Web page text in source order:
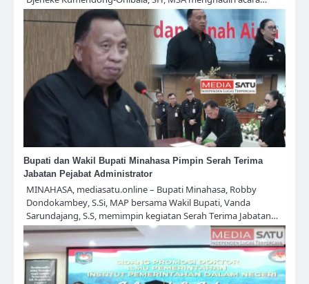
Bupati dan Wakil Bupati Minahasa Pimpin Serah Terima
Jabatan Pejabat Administrator
MINAHASA, mediasatu.online – Bupati Minahasa, Robby
Dondokambey, S.Si, MAP bersama Wakil Bupati, Vanda
Sarundajang, S.S, memimpin kegiatan Serah Terima Jabatan…